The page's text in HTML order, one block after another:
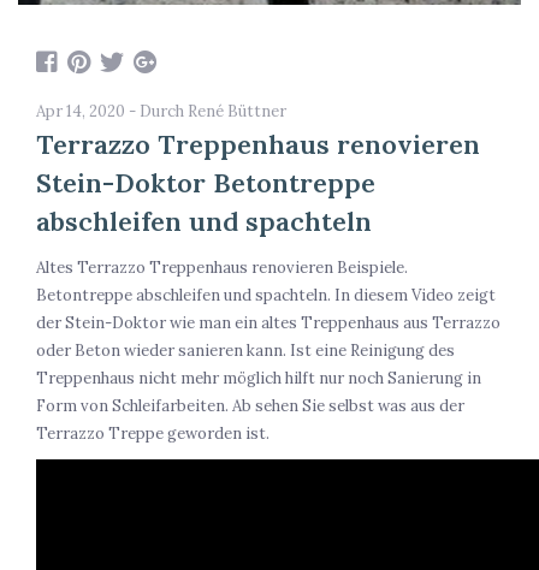
Apr 14, 2020 - Durch René Büttner
Terrazzo Treppenhaus renovieren
Stein-Doktor Betontreppe
abschleifen und spachteln
Altes Terrazzo Treppenhaus renovieren Beispiele.
Betontreppe abschleifen und spachteln. In diesem Video zeigt
der Stein-Doktor wie man ein altes Treppenhaus aus Terrazzo
oder Beton wieder sanieren kann. Ist eine Reinigung des
Treppenhaus nicht mehr möglich hilft nur noch Sanierung in
Form von Schleifarbeiten. Ab sehen Sie selbst was aus der
Terrazzo Treppe geworden ist.